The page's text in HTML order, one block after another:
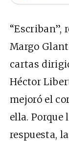
“Escriban”,
Margo
cartas
Héctor
mejoró el
ella. Porque
respuesta,